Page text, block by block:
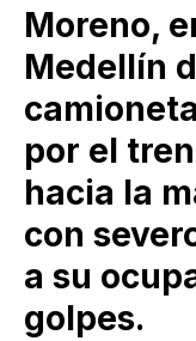
Moreno,
Medellín
por el
hacia la
con
a su
golpes.